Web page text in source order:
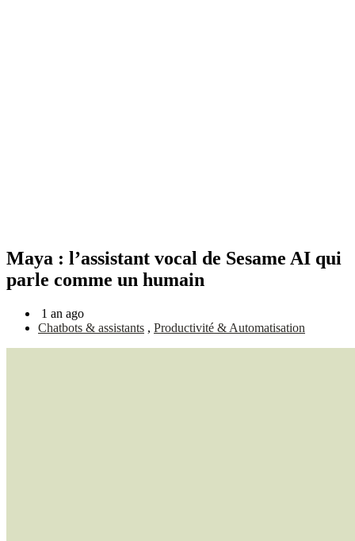
Maya : l’assistant vocal de Sesame AI qui
parle comme un humain
1 an ago
Chatbots & assistants , Productivité & Automatisation